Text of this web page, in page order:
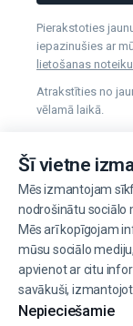
Šī vietne
Mēs izmantojam
nodrošinātu sociālo
Mēs arī kopīgojam
mūsu sociālo
apvienot ar citu
savākuši,
Nepieciešamie
Pierakstoties
iepazinušies ar
lietošanas
Atrakstīties no
vēlamā laikā.
© 2022
Lietošanas